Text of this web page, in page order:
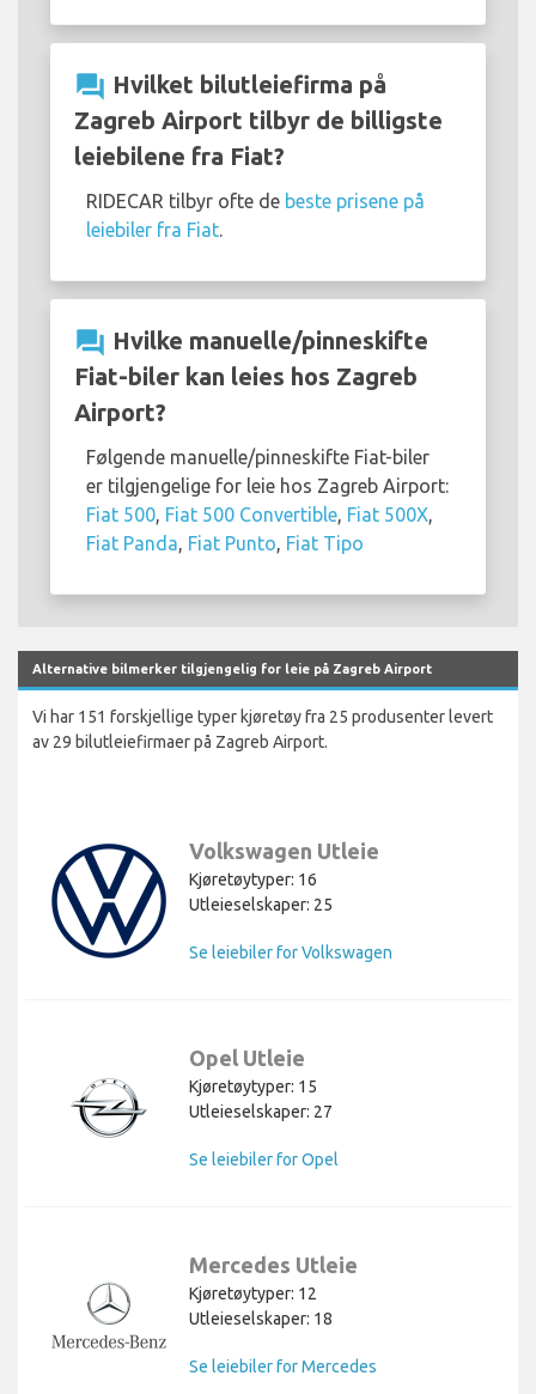
question_answer Hvilket bilutleiefirma på
Zagreb Airport tilbyr de billigste
leiebilene fra Fiat?
RIDECAR tilbyr ofte de beste prisene på
leiebiler fra Fiat.
question_answer Hvilke manuelle/pinneskifte
Fiat-biler kan leies hos Zagreb
Airport?
Følgende manuelle/pinneskifte Fiat-biler
er tilgjengelige for leie hos Zagreb Airport:
Fiat 500, Fiat 500 Convertible, Fiat 500X,
Fiat Panda, Fiat Punto, Fiat Tipo
Alternative bilmerker tilgjengelig for leie på Zagreb Airport
Vi har 151 forskjellige typer kjøretøy fra 25 produsenter levert
av 29 bilutleiefirmaer på Zagreb Airport.
Volkswagen Utleie
Kjøretøytyper: 16
Utleieselskaper: 25
Se leiebiler for Volkswagen
Opel Utleie
Kjøretøytyper: 15
Utleieselskaper: 27
Se leiebiler for Opel
Mercedes Utleie
Kjøretøytyper: 12
Utleieselskaper: 18
Se leiebiler for Mercedes